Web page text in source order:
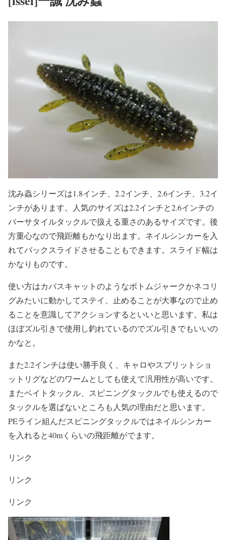
沈み蟲シリーズは1.8インチ、2.2インチ、2.6インチ、3.2イ
ンチがあります。人気のサイズは2.2インチと2.6インチの
バーサタイルタックルで扱える重さのあるサイズです。後
方重心なので飛距離もかなり出ます。ネイルシンカーを入
れてバックスライドさせることもできます。スライド幅は
かなりものです。
使い方はカバスキャットのようなボトムジャークかネコリ
グみたいに動かしてステイ、止めることが大事なので止め
ることを意識してアクションするといいと思います。私は
ほぼズル引きで使用し釣れているのでズル引きでもいいの
かなと。
また2.2インチは使い勝手良く、キャロやスプリットショ
ットリグなどのワームとしても使えて汎用性が高いです。
またベイトタックル、スピニングタックルでも使えるので
タックルを選ばないところも人気の理由だと思います。
PEライン組んだスピニングタックルではネイルシンカー
を入れると40mくらいの飛距離がでます。
リンク
リンク
リンク